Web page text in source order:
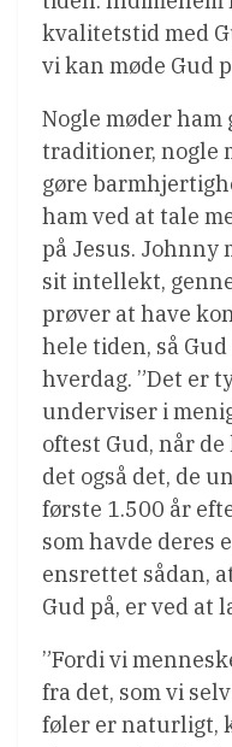
kvalitetstid med
vi kan møde Gud
Nogle møder
traditioner, nogle
gøre
ham ved at tale
på Jesus. Johnny
sit intellekt,
prøver at have
hele tiden, så
hverdag. ”Det er
underviser i
oftest Gud, når
det også det, de
første 1.500 år
som havde deres
ensrettet sådan,
Gud på, er ved at
”Fordi vi
fra det, som vi
føler er naturligt,